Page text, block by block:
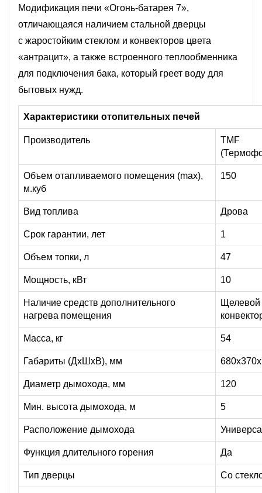
Модификация печи «Огонь-батарея 7»,
отличающаяся наличием стальной дверцы
с жаростойким стеклом и конвекторов цвета
«антрацит», а также встроенного теплообменника
для подключения бака, который греет воду для
бытовых нужд.
Характеристики отопительных печей
Производитель
TMF
Объем отапливаемого помещения (max),
м.куб
150
Вид топлива Дрова
Срок гарантии, лет 1
Объем топки, л 47
Мощность, кВт 10
Наличие средств дополнительного
нагрева помещения
Щелевой
Масса, кг 54
Габариты (ДхШхВ), мм
Диаметр дымохода, мм 120
Мин. высота дымохода, м 5
Расположение дымохода
Функция длительного горения Да
Тип дверцы Со